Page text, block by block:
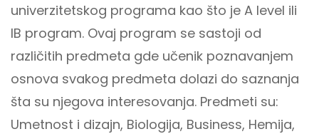
univerzitetskog programa kao što je A level ili
IB program. Ovaj program se sastoji od
različitih predmeta gde učenik poznavanjem
osnova svakog predmeta dolazi do saznanja
šta su njegova interesovanja. Predmeti su:
Umetnost i dizajn, Biologija, Business, Hemija,